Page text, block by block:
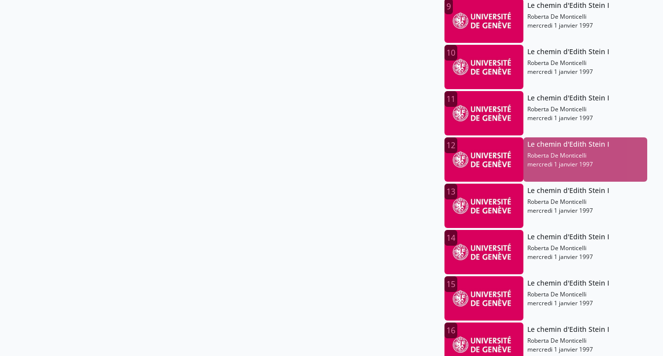
9 Le chemin d'Edith Stein I
Roberta De Monticelli
mercredi 1 janvier 1997
10 Le chemin d'Edith Stein I
Roberta De Monticelli
mercredi 1 janvier 1997
11 Le chemin d'Edith Stein I
Roberta De Monticelli
mercredi 1 janvier 1997
12 Le chemin d'Edith Stein I
Roberta De Monticelli
mercredi 1 janvier 1997
13 Le chemin d'Edith Stein I
Roberta De Monticelli
mercredi 1 janvier 1997
14 Le chemin d'Edith Stein I
Roberta De Monticelli
mercredi 1 janvier 1997
15 Le chemin d'Edith Stein I
Roberta De Monticelli
mercredi 1 janvier 1997
16 Le chemin d'Edith Stein I
Roberta De Monticelli
mercredi 1 janvier 1997